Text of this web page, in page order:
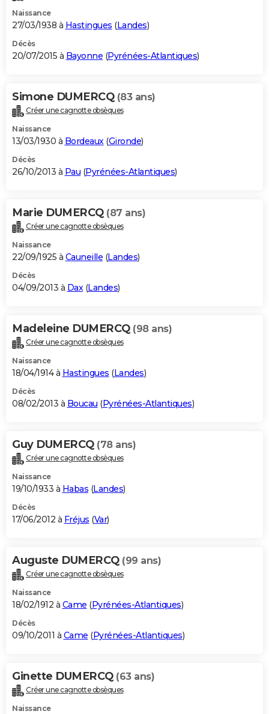
Naissance
27/03/1938 à Hastingues (Landes)
Décès
20/07/2015 à Bayonne (Pyrénées-Atlantiques)
Simone DUMERCQ (83 ans)
Créer une cagnotte obsèques
Naissance
13/03/1930 à Bordeaux(Gironde)
Décès
26/10/2013 à Pau (Pyrénées-Atlantiques)
Marie DUMERCQ (87 ans)
Créer une cagnotte obsèques
Naissance
22/09/1925 à Cauneille (Landes)
Décès
04/09/2013 à Dax(Landes)
Madeleine DUMERCQ (98 ans)
Créer une cagnotte obsèques
Naissance
18/04/1914 à Hastingues (Landes)
Décès
08/02/2013 à Boucau (Pyrénées-Atlantiques)
Guy DUMERCQ (78 ans)
Créer une cagnotte obsèques
Naissance
19/10/1933 à Habas (Landes)
Décès
17/06/2012 à Fréjus (Var)
Auguste DUMERCQ (99 ans)
Créer une cagnotte obsèques
Naissance
18/02/1912 à Came (Pyrénées-Atlantiques)
Décès
09/10/2011 à Came (Pyrénées-Atlantiques)
Ginette DUMERCQ (63 ans)
Créer une cagnotte obsèques
Naissance